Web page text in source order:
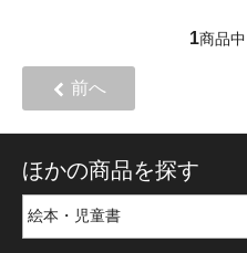
1商品中
前へ
ほかの商品を探す